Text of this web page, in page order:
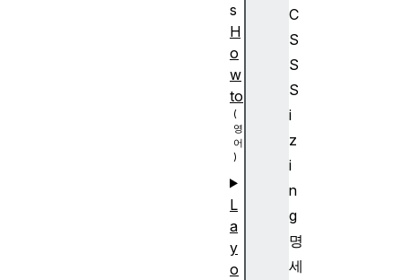
C
S
S
S
i
z
i
n
g
명
세
s
H
o
w
to
L
a
y
o